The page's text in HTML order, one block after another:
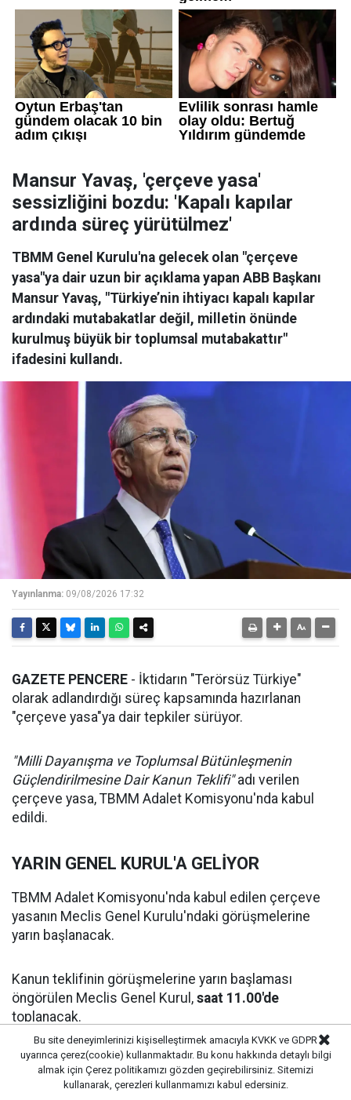
Mansur Yavaş, 'çerçeve yasa'
sessizliğini bozdu: 'Kapalı kapılar
ardında süreç yürütülmez'
TBMM Genel Kurulu'na gelecek olan "çerçeve
yasa"ya dair uzun bir açıklama yapan ABB Başkanı
Mansur Yavaş, "Türkiye’nin ihtiyacı kapalı kapılar
ardındaki mutabakatlar değil, milletin önünde
kurulmuş büyük bir toplumsal mutabakattır"
ifadesini kullandı.
Yayınlanma: 09/08/2026 17:32
GAZETE PENCERE - İktidarın "Terörsüz Türkiye"
olarak adlandırdığı süreç kapsamında hazırlanan
"çerçeve yasa"ya dair tepkiler sürüyor.
"Milli Dayanışma ve Toplumsal Bütünleşmenin
Güçlendirilmesine Dair Kanun Teklifi"adı verilen
çerçeve yasa, TBMM Adalet Komisyonu'nda kabul
edildi.
YARIN GENEL KURUL'A GELİYOR
TBMM Adalet Komisyonu'nda kabul edilen çerçeve
yasanın Meclis Genel Kurulu'ndaki görüşmelerine
yarın başlanacak.
Kanun teklifinin görüşmelerine yarın başlaması
öngörülen Meclis Genel Kurul, saat 11.00'de
toplanacak.
MANSUR YAVAŞ'TAN "ÇERÇEVE YASA"
Bu site deneyimlerinizi kişiselleştirmek amacıyla KVKK ve GDPR
uyarınca çerez(cookie) kullanmaktadır. Bu konu hakkında detaylı bilgi
almak için Çerez politikamızı gözden geçirebilirsiniz. Sitemizi
kullanarak, çerezleri kullanmamızı kabul edersiniz.